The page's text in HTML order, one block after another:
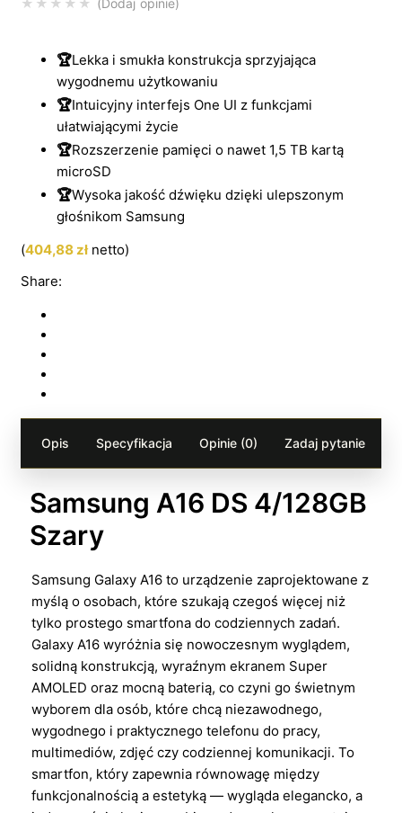
Dodaj opinie
🏆Lekka i smukła konstrukcja sprzyjająca
wygodnemu użytkowaniu
🏆Intuicyjny interfejs One UI z funkcjami
ułatwiającymi życie
🏆Rozszerzenie pamięci o nawet 1,5 TB kartą
microSD
🏆Wysoka jakość dźwięku dzięki ulepszonym
głośnikom Samsung
(404,88złnetto)
Share:
Opis Specyfikacja Opinie (0) Zadaj pytanie
Samsung A16 DS 4/128GB
Szary
Samsung Galaxy A16 to urządzenie zaprojektowane z
myślą o osobach, które szukają czegoś więcej niż
tylko prostego smartfona do codziennych zadań.
Galaxy A16 wyróżnia się nowoczesnym wyglądem,
solidną konstrukcją, wyraźnym ekranem Super
AMOLED oraz mocną baterią, co czyni go świetnym
wyborem dla osób, które chcą niezawodnego,
wygodnego i praktycznego telefonu do pracy,
multimediów, zdjęć czy codziennej komunikacji. To
smartfon, który zapewnia równowagę między
funkcjonalnością a estetyką — wygląda elegancko, a